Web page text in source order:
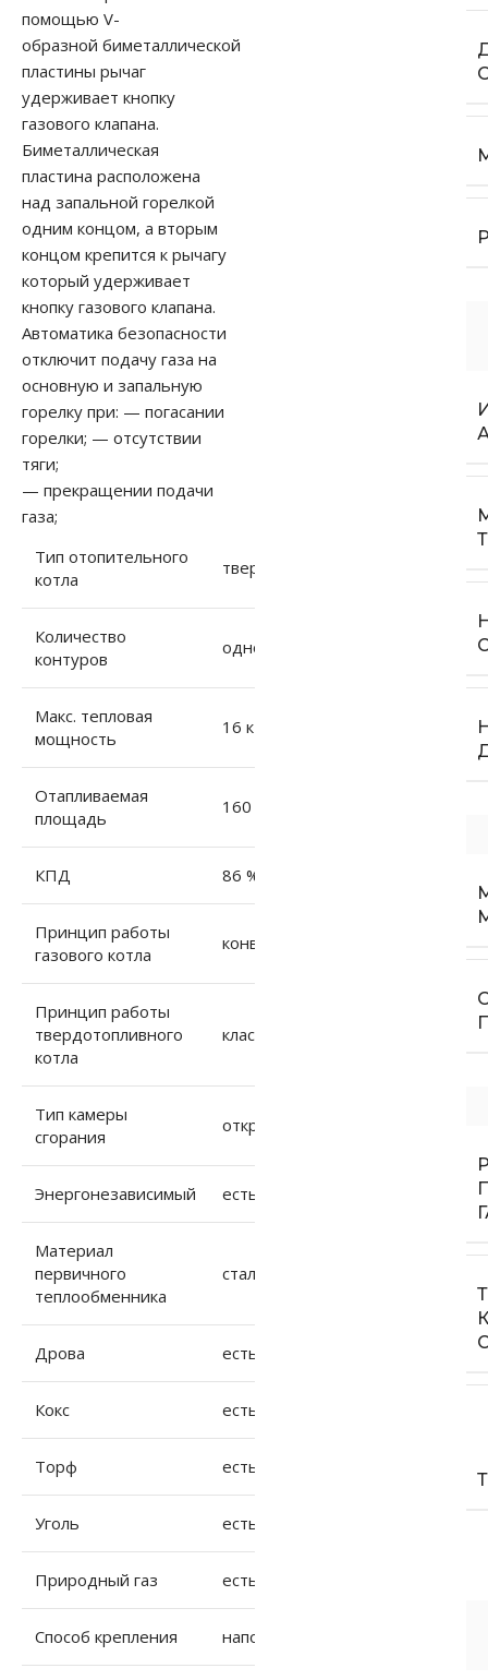
помощью V-
образной биметаллической
пластины рычаг
удерживает кнопку
газового клапана.
Биметаллическая
пластина расположена
над запальной горелкой
одним концом, а вторым
концом крепится к рычагу
который удерживает
кнопку газового клапана.
Автоматика безопасности
отключит подачу газа на
основную и запальную
горелку при: — погасании
горелки; — отсутствии
тяги;
— прекращении подачи
газа;
Тип отопительного
котла
твердотопливный
Количество
контуров
одноконтурный
Макс. тепловая
мощность
16 кВт
Отапливаемая
площадь
160 м²
КПД 86 %
Принцип работы
газового котла
конвекционный
Принцип работы
твердотопливного
котла
классический
Тип камеры
сгорания
открытый
Энергонезависимый есть
Материал
первичного
теплообменника
сталь
Дрова есть
Кокс есть
Торф есть
Уголь есть
Природный газ есть
Способ крепления напольный